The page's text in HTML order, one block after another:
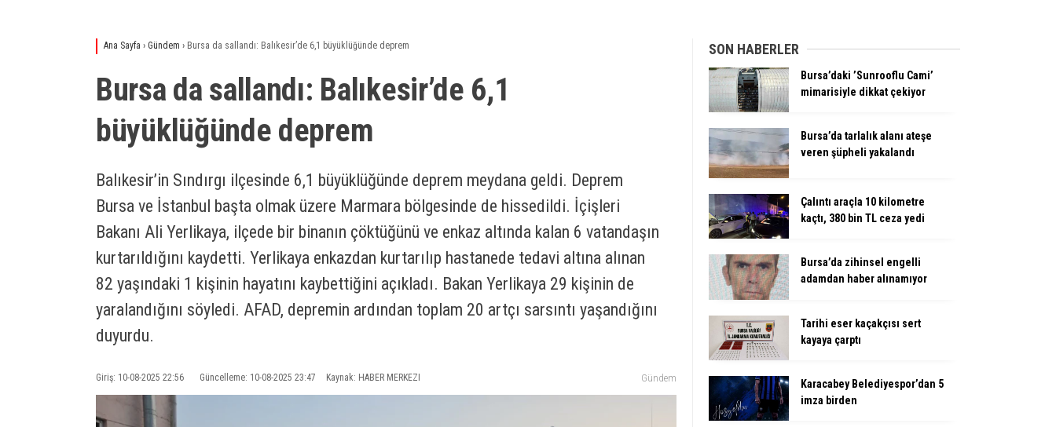
Ana Sayfa › Gündem › Bursa da sallandı: Balıkesir’de 6,1 büyüklüğünde deprem
Bursa da sallandı: Balıkesir’de 6,1
büyüklüğünde deprem
Balıkesir’in Sındırgı ilçesinde 6,1 büyüklüğünde deprem meydana geldi. Deprem
Bursa ve İstanbul başta olmak üzere Marmara bölgesinde de hissedildi. İçişleri
Bakanı Ali Yerlikaya, ilçede bir binanın çöktüğünü ve enkaz altında kalan 6 vatandaşın
kurtarıldığını kaydetti. Yerlikaya enkazdan kurtarılıp hastanede tedavi altına alınan
82 yaşındaki 1 kişinin hayatını kaybettiğini açıkladı. Bakan Yerlikaya 29 kişinin de
yaralandığını söyledi. AFAD, depremin ardından toplam 20 artçı sarsıntı yaşandığını
duyurdu.
Giriş: 10-08-2025 22:56 Güncelleme: 10-08-2025 23:47 Kaynak: HABER MERKEZI Gündem
SON HABERLER
Bursa’daki ’Sunrooflu Cami’
mimarisiyle dikkat çekiyor
Bursa’da tarlalık alanı ateşe
veren şüpheli yakalandı
Çalıntı araçla 10 kilometre
kaçtı, 380 bin TL ceza yedi
Bursa’da zihinsel engelli
adamdan haber alınamıyor
Tarihi eser kaçakçısı sert
kayaya çarptı
Karacabey Belediyespor’dan 5
imza birden